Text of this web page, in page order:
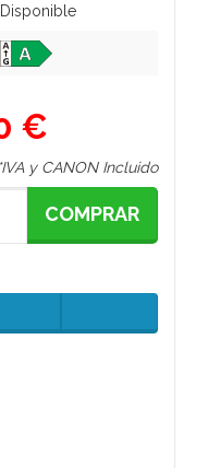
Disponible
€
*IVA y CANON Incluido
COMPRAR